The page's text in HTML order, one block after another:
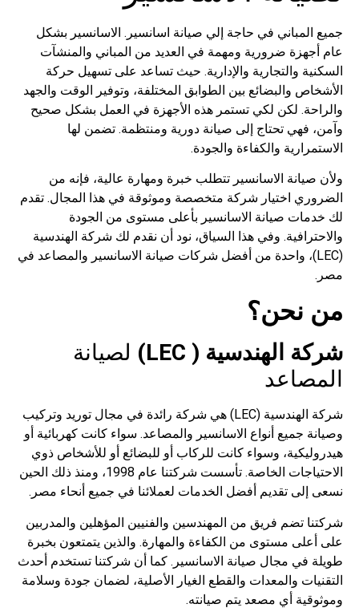
جميع المباني في حاجة إلي صيانة اسانسير. الاسانسير بشكل
عام أجهزة ضرورية ومهمة في العديد من المباني والمنشآت
السكنية والتجارية والإدارية. حيث تساعد على تسهيل حركة
الأشخاص والبضائع بين الطوابق المختلفة، وتوفير الوقت والجهد
والراحة. لكن لكي تستمر هذه الأجهزة في العمل بشكل صحيح
وآمن، فهي تحتاج إلى صيانة دورية ومنتظمة. تضمن لها
الاستمرارية والكفاءة والجودة.
ولأن صيانة الاسانسير تتطلب خبرة ومهارة عالية، فإنه من
الضروري اختيار شركة متخصصة وموثوقة في هذا المجال. تقدم
لك خدمات صيانة الاسانسير بأعلى مستوى من الجودة
والاحترافية. وفي هذا السياق، نود أن نقدم لك شركة الهندسية
(LEC)، واحدة من أفضل شركات صيانة الاسانسير والمصاعد في
مصر.
من نحن؟
شركة الهندسية ( LEC)
لصيانة
المصاعد
شركة الهندسية (LEC) هي شركة رائدة في مجال توريد وتركيب
وصيانة جميع أنواع الاسانسير والمصاعد. سواء كانت كهربائية أو
هيدروليكية، وسواء كانت للركاب أو للبضائع أو للأشخاص ذوي
الاحتياجات الخاصة. تأسست شركتنا عام 1998، ومنذ ذلك الحين
نسعى إلى تقديم أفضل الخدمات لعملائنا في جميع أنحاء مصر.
شركتنا تضم فريق من المهندسين والفنيين المؤهلين والمدربين
على أعلى مستوى من الكفاءة والمهارة. والذين يتمتعون بخبرة
طويلة في مجال صيانة الاسانسير. كما أن شركتنا تستخدم أحدث
التقنيات والمعدات والقطع الغيار الأصلية، لضمان جودة وسلامة
وموثوقية أي مصعد يتم صيانته.